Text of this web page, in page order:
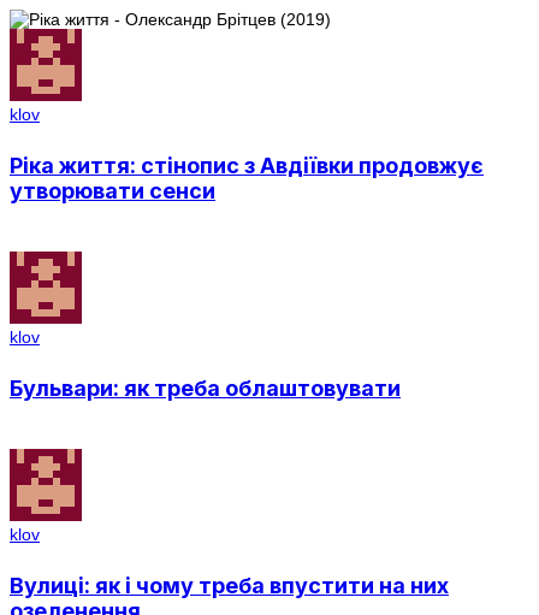
klov
Ріка життя: стінопис з Авдіївки продовжує
утворювати сенси
klov
Бульвари: як треба облаштовувати
klov
Вулиці: як і чому треба впустити на них